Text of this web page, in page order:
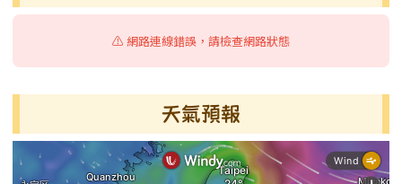
⚠️ 網路連線錯誤，請檢查網路狀態
天氣預報